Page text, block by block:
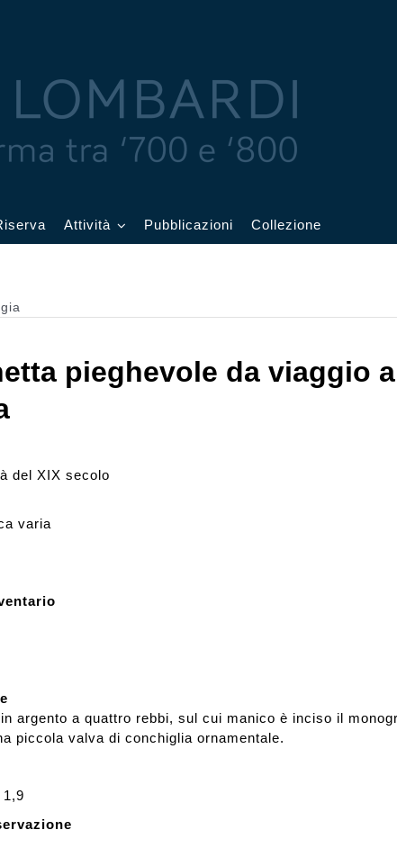
Attività
Didattica e visite
Pubblicazioni Collezione
pieghevole da viaggio
del XIX secolo
varia
argento a quattro rebbi, sul cui manico è inciso il
piccola valva di conchiglia ornamentale.